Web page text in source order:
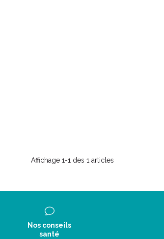
Affichage 1-1 des 1 articles
Nos conseils
santé